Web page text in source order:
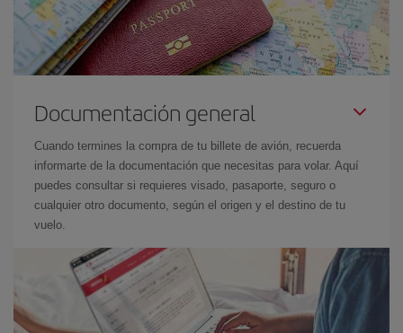
Documentación general
Cuando termines la compra de tu billete de avión, recuerda
informarte de la documentación que necesitas para volar. Aquí
puedes consultar si requieres visado, pasaporte, seguro o
cualquier otro documento, según el origen y el destino de tu
vuelo.